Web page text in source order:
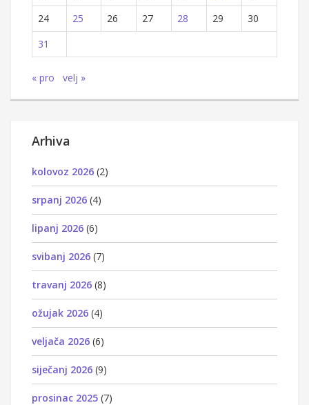
24
25 26 27 28 29
30
31
« pro velj »
Arhiva
kolovoz 2026 (2)
srpanj 2026 (4)
lipanj 2026 (6)
svibanj 2026 (7)
travanj 2026 (8)
ožujak 2026 (4)
veljača 2026 (6)
siječanj 2026 (9)
prosinac 2025 (7)